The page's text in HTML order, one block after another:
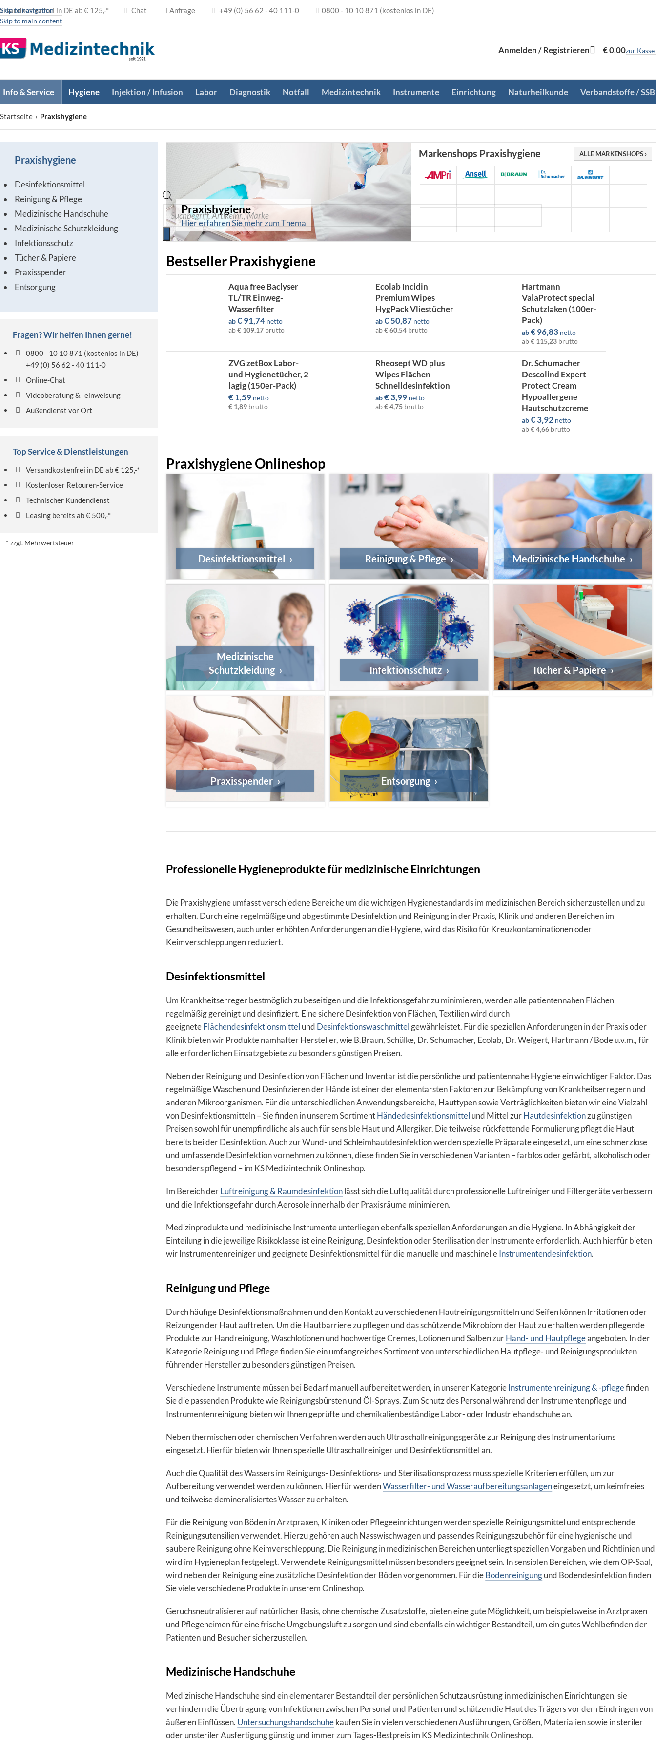
Skip to navigation
Skip to main content
in DE ab € 125,-* Chat Anfrage +49 (0) 56 62 - 40 111-0 0800 - 10 10 871 (kostenlos in DE)
Anmelden / Registrieren €0,00zur Kasse
Info & Service Hygiene Injektion / Infusion Labor Diagnostik Notfall Medizintechnik Instrumente Einrichtung Naturheilkunde Verbandstoffe / SSB
Startseite › Praxishygiene
Praxishygiene
Desinfektionsmittel
Reinigung & Pflege
Medizinische Handschuhe
Medizinische Schutzkleidung
Infektionsschutz
Tücher & Papiere
Praxisspender
Entsorgung
Fragen? Wir helfen Ihnen gerne!
0800 - 10 10 871 (kostenlos in DE)
+49 (0) 56 62 - 40 111-0
Online-Chat
Videoberatung & -einweisung
Außendienst vor Ort
Top Service & Dienstleistungen
Versandkostenfrei in DE ab € 125,-*
Kostenloser Retouren-Service
Technischer Kundendienst
Leasing bereits ab € 500,-*
* zzgl. Mehrwertsteuer
Praxishygiene
Hier erfahren Sie mehr zum Thema
Markenshops Praxishygiene ALLE MARKENSHOPS ›
Bestseller Praxishygiene
Aqua free Baclyser
TL/TR Einweg-
Wasserfilter
ab €91,74 netto
ab€ 109,17 brutto
Ecolab Incidin
Premium Wipes
HygPack Vliestücher
ab €50,87 netto
ab€ 60,54 brutto
Hartmann
ValaProtect special
Schutzlaken (100er-
Pack)
ab €96,83 netto
ab€ 115,23 brutto
ZVG zetBox Labor-
und Hygienetücher, 2-
lagig (150er-Pack)
€1,59 netto
€ 1,89 brutto
Rheosept WD plus
Wipes Flächen-
Schnelldesinfektion
ab €3,99 netto
ab€ 4,75 brutto
Dr. Schumacher
Descolind Expert
Protect Cream
Hypoallergene
Hautschutzcreme
ab €3,92 netto
ab€ 4,66 brutto
Praxishygiene Onlineshop
Desinfektionsmittel Reinigung & Pflege Medizinische Handschuhe
Medizinische
Schutzkleidung
Infektionsschutz Tücher & Papiere
Praxisspender Entsorgung
Professionelle Hygieneprodukte für medizinische Einrichtungen
Die Praxishygiene umfasst verschiedene Bereiche um die wichtigen Hygienestandards im medizinischen Bereich sicherzustellen und zu
erhalten. Durch eine regelmäßige und abgestimmte Desinfektion und Reinigung in der Praxis, Klinik und anderen Bereichen im
Gesundheitswesen, auch unter erhöhten Anforderungen an die Hygiene, wird das Risiko für Kreuzkontaminationen oder
Keimverschleppungen reduziert.
Desinfektionsmittel
Um Krankheitserreger bestmöglich zu beseitigen und die Infektionsgefahr zu minimieren, werden alle patientennahen Flächen
regelmäßig gereinigt und desinfiziert. Eine sichere Desinfektion von Flächen, Textilien wird durch
geeigneteFlächendesinfektionsmittel und Desinfektionswaschmittelgewährleistet. Für die speziellen Anforderungen in der Praxis oder
Klinik bieten wir Produkte namhafter Hersteller, wie B.Braun, Schülke, Dr. Schumacher, Ecolab, Dr. Weigert, Hartmann / Bode u.v.m., für
alle erforderlichen Einsatzgebiete zu besonders günstigen Preisen.
Neben der Reinigung und Desinfektion von Flächen und Inventar ist die persönliche und patientennahe Hygiene ein wichtiger Faktor. Das
regelmäßige Waschen und Desinfizieren der Hände ist einer der elementarsten Faktoren zur Bekämpfung von Krankheitserregern und
anderen Mikroorganismen. Für die unterschiedlichen Anwendungsbereiche, Hauttypen sowie Verträglichkeiten bieten wir eine Vielzahl
von Desinfektionsmitteln – Sie finden in unserem SortimentHändedesinfektionsmittel und Mittel zurHautdesinfektionzu günstigen
Preisen sowohl für unempfindliche als auch für sensible Haut und Allergiker. Die teilweise rückfettende Formulierung pflegt die Haut
bereits bei der Desinfektion. Auch zur Wund- und Schleimhautdesinfektion werden spezielle Präparate eingesetzt, um eine schmerzlose
und umfassende Desinfektion vornehmen zu können, diese finden Sie in verschiedenen Varianten – farblos oder gefärbt, alkoholisch oder
besonders pflegend – im KS Medizintechnik Onlineshop.
Im Bereich derLuftreinigung & Raumdesinfektionlässt sich die Luftqualität durch professionelle Luftreiniger und Filtergeräte verbessern
und die Infektionsgefahr durch Aerosole innerhalb der Praxisräume minimieren.
Medizinprodukte und medizinische Instrumente unterliegen ebenfalls speziellen Anforderungen an die Hygiene. In Abhängigkeit der
Einteilung in die jeweilige Risikoklasse ist eine Reinigung, Desinfektion oder Sterilisation der Instrumente erforderlich. Auch hierfür bieten
wir Instrumentenreiniger und geeignete Desinfektionsmittel für die manuelle und maschinelleInstrumentendesinfektion.
Reinigung und Pflege
Durch häufige Desinfektionsmaßnahmen und den Kontakt zu verschiedenen Hautreinigungsmitteln und Seifen können Irritationen oder
Reizungen der Haut auftreten. Um die Hautbarriere zu pflegen und das schützende Mikrobiom der Haut zu erhalten werden pflegende
Produkte zur Handreinigung, Waschlotionen und hochwertige Cremes, Lotionen und Salben zurHand- und Hautpflegeangeboten. In der
Kategorie Reinigung und Pflege finden Sie ein umfangreiches Sortiment von unterschiedlichen Hautpflege- und Reinigungsprodukten
führender Hersteller zu besonders günstigen Preisen.
Verschiedene Instrumente müssen bei Bedarf manuell aufbereitet werden, in unserer KategorieInstrumentenreinigung & -pflegefinden
Sie die passenden Produkte wie Reinigungsbürsten und Öl-Sprays. Zum Schutz des Personal während der Instrumentenpflege und
Instrumentenreinigung bieten wir Ihnen geprüfte und chemikalienbeständige Labor- oder Industriehandschuhe an.
Neben thermischen oder chemischen Verfahren werden auch Ultraschallreinigungsgeräte zur Reinigung des Instrumentariums
eingesetzt. Hierfür bieten wir Ihnen spezielle Ultraschallreiniger und Desinfektionsmittel an.
Auch die Qualität des Wassers im Reinigungs- Desinfektions- und Sterilisationsprozess muss spezielle Kriterien erfüllen, um zur
Aufbereitung verwendet werden zu können. Hierfür werdenWasserfilter- und Wasseraufbereitungsanlageneingesetzt, um keimfreies
und teilweise demineralisiertes Wasser zu erhalten.
Für die Reinigung von Böden in Arztpraxen, Kliniken oder Pflegeeinrichtungen werden spezielle Reinigungsmittel und entsprechende
Reinigungsutensilien verwendet. Hierzu gehören auch Nasswischwagen und passendes Reinigungszubehör für eine hygienische und
saubere Reinigung ohne Keimverschleppung. Die Reinigung in medizinischen Bereichen unterliegt speziellen Vorgaben und Richtlinien und
wird im Hygieneplan festgelegt. Verwendete Reinigungsmittel müssen besonders geeignet sein. In sensiblen Bereichen, wie dem OP-Saal,
wird neben der Reinigung eine zusätzliche Desinfektion der Böden vorgenommen. Für dieBodenreinigungund Bodendesinfektion finden
Sie viele verschiedene Produkte in unserem Onlineshop.
Geruchsneutralisierer auf natürlicher Basis, ohne chemische Zusatzstoffe, bieten eine gute Möglichkeit, um beispielsweise in Arztpraxen
und Pflegeheimen für eine frische Umgebungsluft zu sorgen und sind ebenfalls ein wichtiger Bestandteil, um ein gutes Wohlbefinden der
Patienten und Besucher sicherzustellen.
Medizinische Handschuhe
Medizinische Handschuhe sind ein elementarer Bestandteil der persönlichen Schutzausrüstung in medizinischen Einrichtungen, sie
verhindern die Übertragung von Infektionen zwischen Personal und Patienten und schützen die Haut des Trägers vor dem Eindringen von
äußeren Einflüssen. Untersuchungshandschuhekaufen Sie in vielen verschiedenen Ausführungen, Größen, Materialien sowie in steriler
oder unsteriler Ausfertigung günstig und immer zum Tages-Bestpreis im KS Medizintechnik Onlineshop.